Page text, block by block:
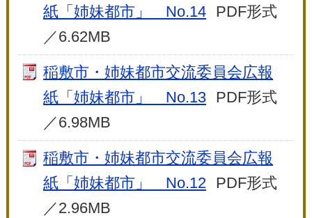
紙「姉妹都市」 No.14 PDF形式
／6.62MB
稲敷市・姉妹都市交流委員会広報
紙「姉妹都市」 No.13 PDF形式
／6.98MB
稲敷市・姉妹都市交流委員会広報
紙「姉妹都市」 No.12 PDF形式
／2.96MB